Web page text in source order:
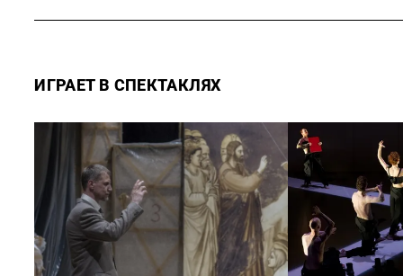
ИГРАЕТ В СПЕКТАКЛЯХ